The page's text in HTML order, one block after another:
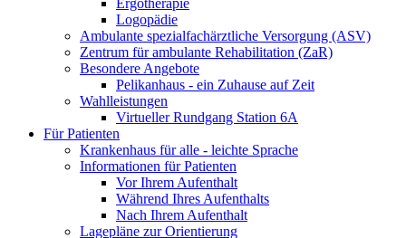
Ergotherapie
Logopädie
Ambulante spezialfachärztliche Versorgung (ASV)
Zentrum für ambulante Rehabilitation (ZaR)
Besondere Angebote
Pelikanhaus - ein Zuhause auf Zeit
Wahlleistungen
Virtueller Rundgang Station 6A
Für Patienten
Krankenhaus für alle - leichte Sprache
Informationen für Patienten
Vor Ihrem Aufenthalt
Während Ihres Aufenthalts
Nach Ihrem Aufenthalt
Lagepläne zur Orientierung